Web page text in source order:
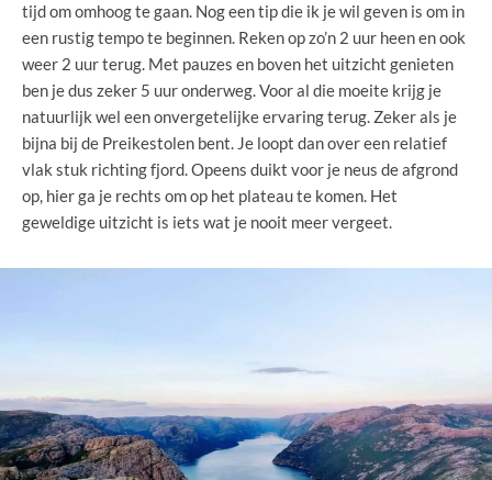
tijd om omhoog te gaan. Nog een tip die ik je wil geven is om in
een rustig tempo te beginnen. Reken op zo’n 2 uur heen en ook
weer 2 uur terug. Met pauzes en boven het uitzicht genieten
ben je dus zeker 5 uur onderweg. Voor al die moeite krijg je
natuurlijk wel een onvergetelijke ervaring terug. Zeker als je
bijna bij de Preikestolen bent. Je loopt dan over een relatief
vlak stuk richting fjord. Opeens duikt voor je neus de afgrond
op, hier ga je rechts om op het plateau te komen. Het
geweldige uitzicht is iets wat je nooit meer vergeet.